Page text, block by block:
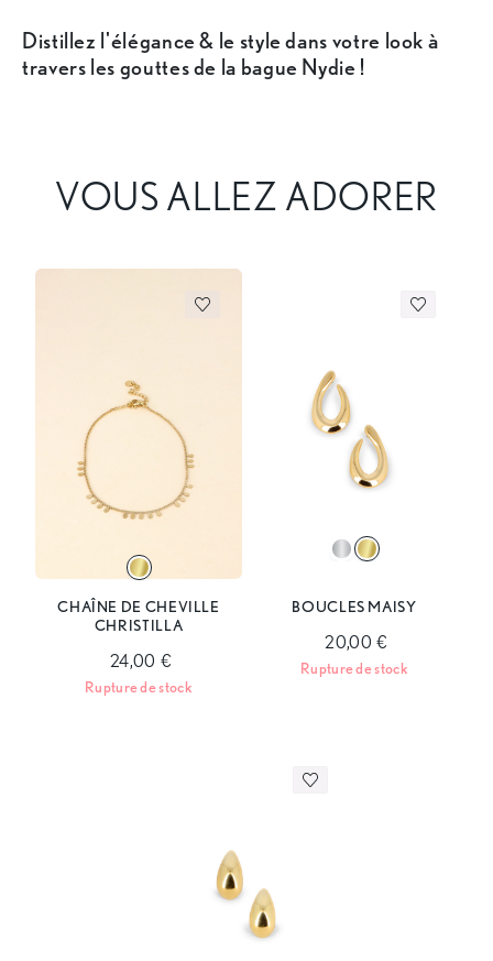
Distillez l'élégance & le style dans votre look à
travers les gouttes de la bague Nydie !
VOUS ALLEZ ADORER
CHAÎNE DE CHEVILLE
CHRISTILLA
24,00 €
Rupture de stock
BOUCLES MAISY
20,00 €
Rupture de stock